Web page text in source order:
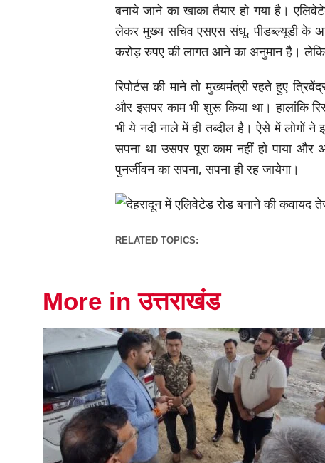
बनाये जाने का खाका तैयार हो गया है।
लेकर मुख्य सचिव एसएस संधू, पीडब्ल्यूडी के
करोड़ रुपए की लागत आने का अनुमान है।
रिपोर्टस की माने तो मुख्यमंत्री रहते हुए
और इसपर काम भी शुरू किया था। हालांकि
भी ये नदी नाले में ही तब्दील है। ऐसे में लोगों
सपना था उसपर पूरा काम नहीं हो पाया
पुनर्जीवन का सपना, सपना ही रह जायेगा।
RELATED TOPICS:
More in उत्तराखंड